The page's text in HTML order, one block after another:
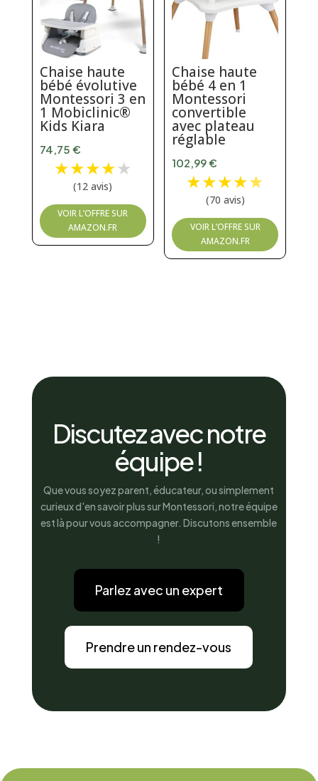
Chaise haute
bébé évolutive
Montessori 3 en
1 Mobiclinic®
Kids Kiara
74,75 €
★★★★★
(12 avis)
VOIR L’OFFRE SUR
AMAZON.FR
Chaise haute
bébé 4 en 1
Montessori
convertible
avec plateau
réglable
102,99€
★★★★★
(70 avis)
VOIR L’OFFRE SUR
AMAZON.FR
Discutez avec notre
équipe !
Que vous soyez parent, éducateur, ou simplement
curieux d'en savoir plus sur Montessori, notre équipe
est là pour vous accompagner. Discutons ensemble
!
Parlez avec un expert
Prendre un rendez-vous